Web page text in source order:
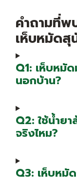
คำถามที่พ
เห็บหมัดสุ
Q1: เห็บหมั
นอกบ้าน?
Q2: ใช้น้ำย
จริงไหม?
Q3: เห็บหมั